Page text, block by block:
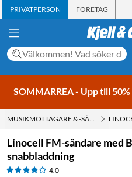
PRIVATPERSON FÖRETAG
SOMMARREA - Upp till 50%
MUSIKMOTTAGARE & -SÄNDARE
Linocell FM-sändare med
snabbladdning
4.0